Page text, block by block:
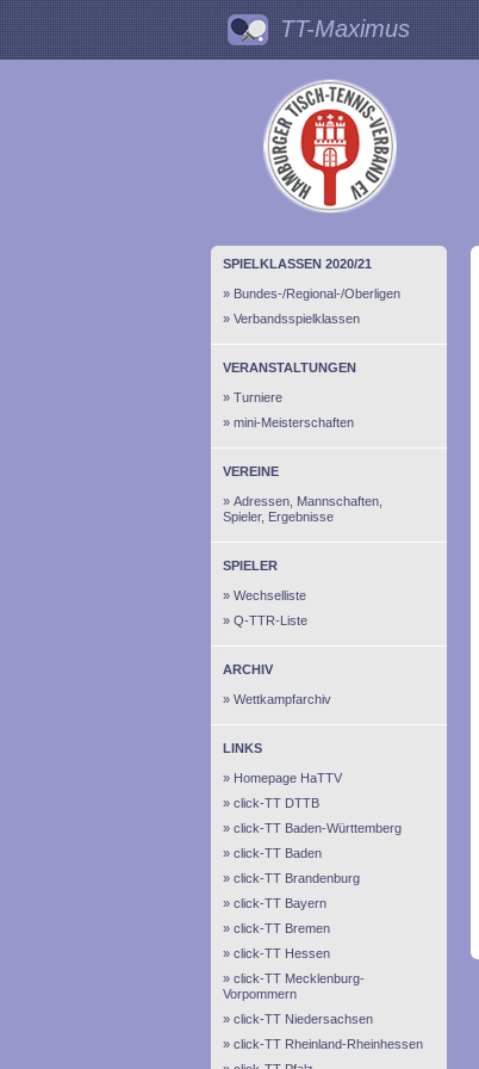
TT-Maximus
SPIELKLASSEN 2020/21
Bundes-/Regional-/Oberligen
Verbandsspielklassen
VERANSTALTUNGEN
Turniere
mini-Meisterschaften
VEREINE
Adressen, Mannschaften,
Spieler, Ergebnisse
SPIELER
Wechselliste
Q-TTR-Liste
ARCHIV
Wettkampfarchiv
LINKS
Homepage HaTTV
click-TT DTTB
click-TT Baden-Württemberg
click-TT Baden
click-TT Brandenburg
click-TT Bayern
click-TT Bremen
click-TT Hessen
click-TT Mecklenburg-
Vorpommern
click-TT Niedersachsen
click-TT Rheinland-Rheinhessen